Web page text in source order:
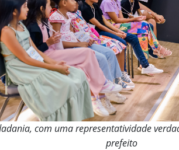
com uma representatividade
prefeito